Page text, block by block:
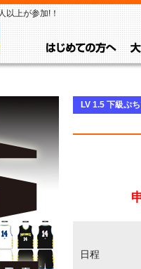
以上が参加!！
LV 1.5 下級ぷ
日程